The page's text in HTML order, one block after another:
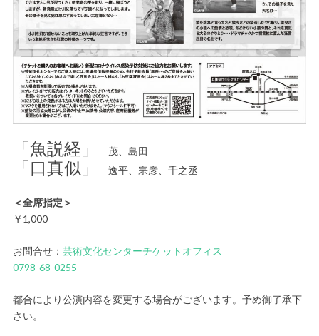
「魚説経」 茂、島田
「口真似」 逸平、宗彦、千之丞
＜全席指定＞
￥1,000
お問合せ： 芸術文化センターチケットオフィス
0798-68-0255
都合により公演内容を変更する場合がございます。予め御了承下
さい。